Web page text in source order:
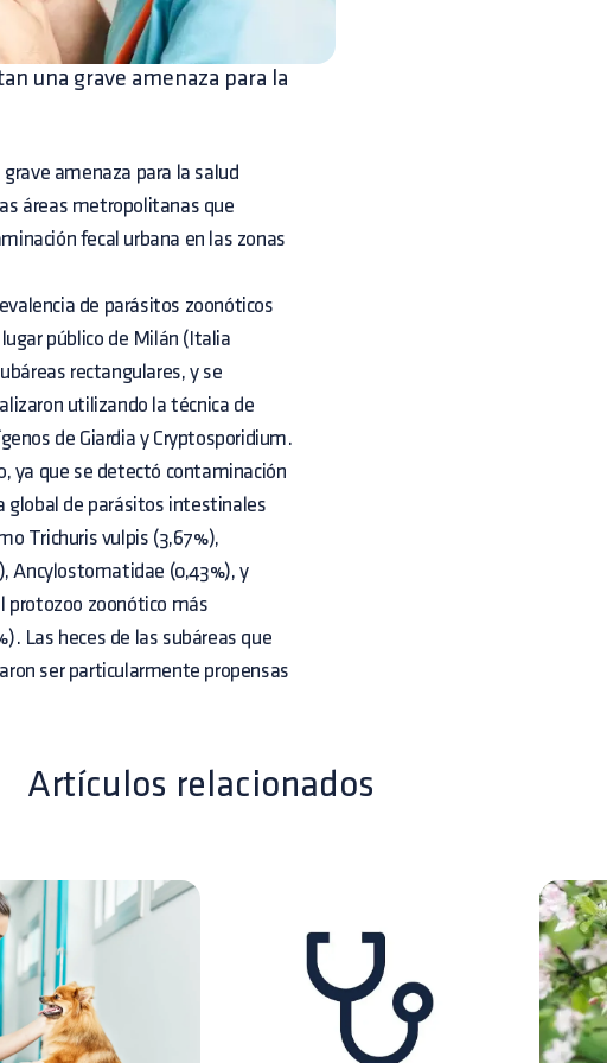
una grave amenaza para la
amenaza para la salud
áreas metropolitanas que
fecal urbana en las zonas
de parásitos zoonóticos
público de Milán (Italia
rectangulares, y se
utilizando la técnica de
de Giardia y Cryptosporidium.
ya que se detectó contaminación
global de parásitos intestinales
Trichuris vulpis (3,67%),
Ancylostomatidae (0,43%), y
protozoo zoonótico más
Las heces de las subáreas que
ser particularmente propensas
Artículos relacionados